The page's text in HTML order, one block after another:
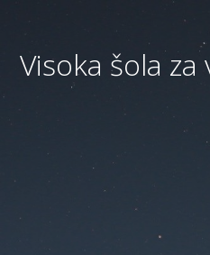
Visoka šola